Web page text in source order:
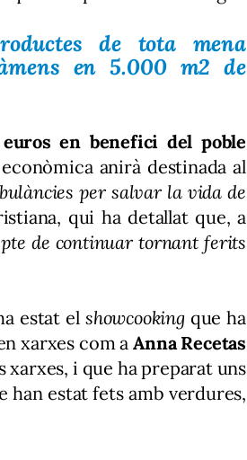
de tota mena
en 5.000 m2 de
en benefici del poble
anirà destinada al
per salvar la vida de
qui ha detallat que, a
de continuar tornant ferits
estat el showcooking que ha
xarxes com aAnna Recetas
xarxes, i que ha preparat uns
han estat fets amb verdures,